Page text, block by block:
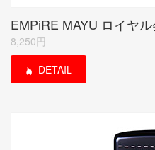
8,250円
DETAIL